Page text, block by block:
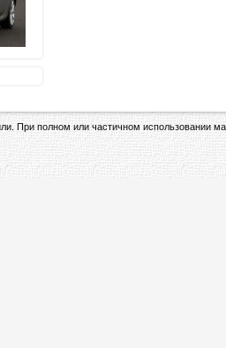
При полном или частичном использовании